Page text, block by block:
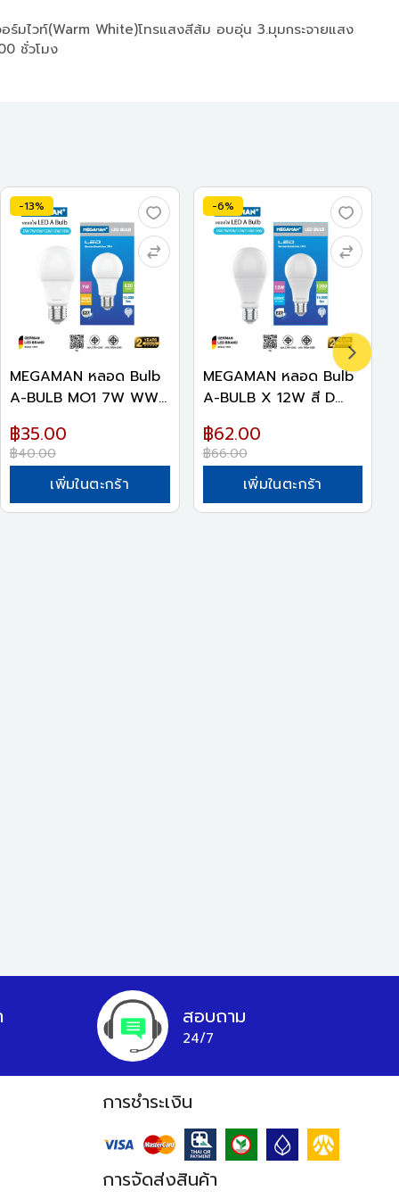
มไวท์(Warm White)โทรแสงสีส้ม อบอุ่น 3.มุมกระจายแสง
ชั่วโมง
-13%
MEGAMAN หลอด Bulb
A-BULB MO1 7W WW...
฿35.00
฿40.00
เพิ่มในตะกร้า
-6%
MEGAMAN หลอด Bulb
A-BULB X 12W สี D...
฿62.00
฿66.00
เพิ่มในตะกร้า
สอบถาม
24/7
การชำระเงิน
การจัดส่งสินค้า